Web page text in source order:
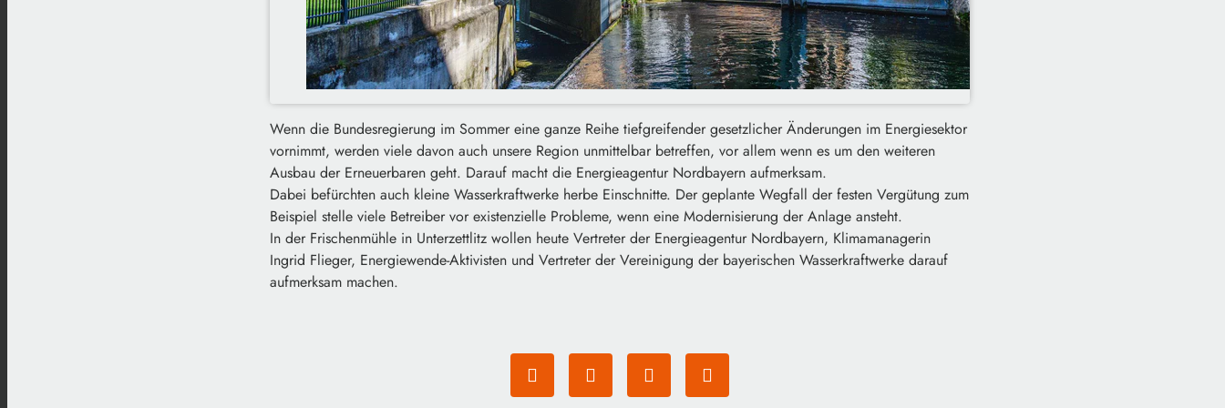
Wenn die Bundesregierung im Sommer eine ganze Reihe tiefgreifender gesetzlicher Änderungen im Energiesektor
vornimmt, werden viele davon auch unsere Region unmittelbar betreffen, vor allem wenn es um den weiteren
Ausbau der Erneuerbaren geht. Darauf macht die Energieagentur Nordbayern aufmerksam.
Dabei befürchten auch kleine Wasserkraftwerke herbe Einschnitte. Der geplante Wegfall der festen Vergütung zum
Beispiel stelle viele Betreiber vor existenzielle Probleme, wenn eine Modernisierung der Anlage ansteht.
In der Frischenmühle in Unterzettlitz wollen heute Vertreter der Energieagentur Nordbayern, Klimamanagerin
Ingrid Flieger, Energiewende-Aktivisten und Vertreter der Vereinigung der bayerischen Wasserkraftwerke darauf
aufmerksam machen.